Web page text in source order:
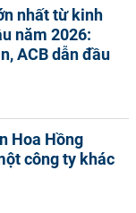
nhất từ kinh
năm 2026:
ACB dẫn đầu
Hoa Hồng
công ty khác